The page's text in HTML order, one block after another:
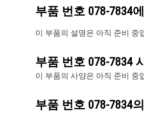
부품 번호 078-7834
이 부품의 설명은 아직 준비 중
부품 번호 078-7834
이 부품의 사양은 아직 준비 중
부품 번호 078-7834